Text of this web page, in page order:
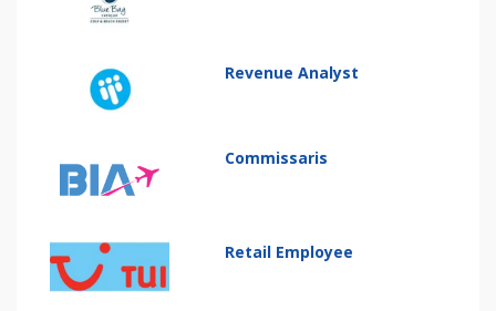
Revenue Analyst
Commissaris
Retail Employee